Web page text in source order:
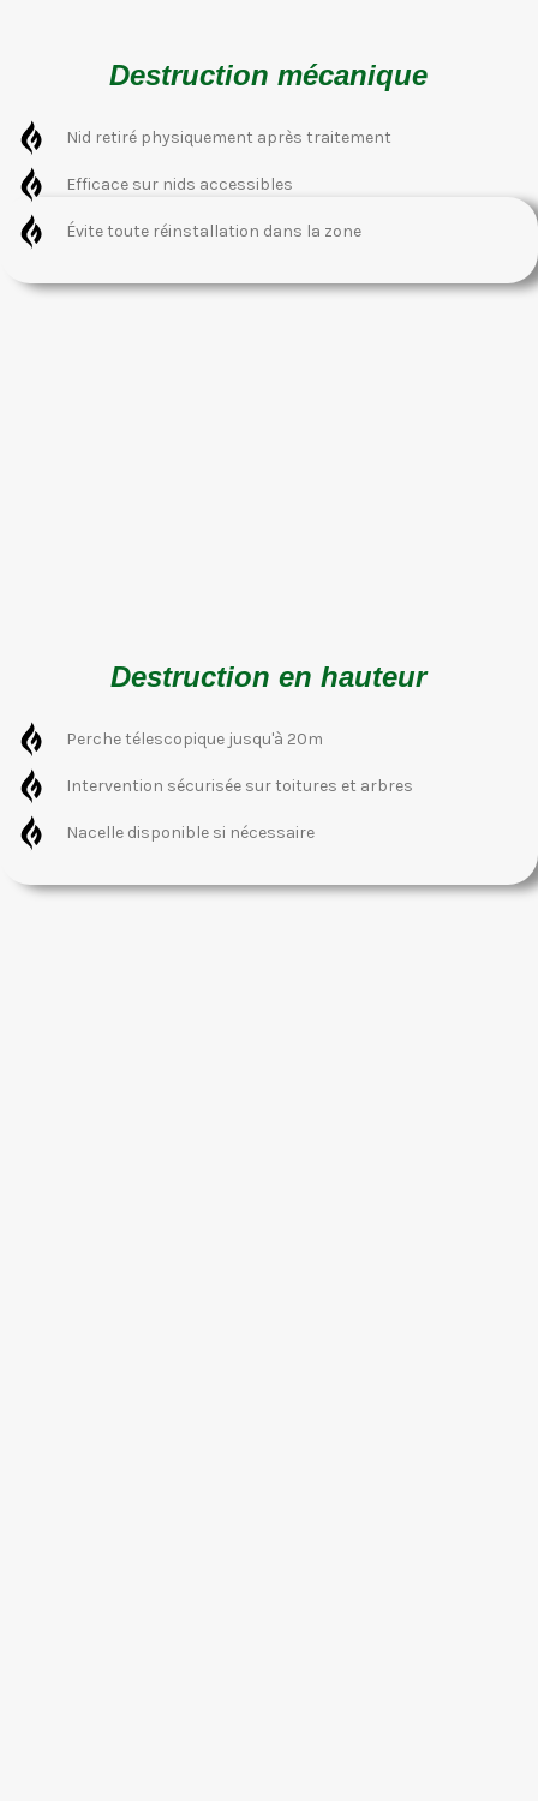
Destruction mécanique
Nid retiré physiquement après traitement
Efficace sur nids accessibles
Évite toute réinstallation dans la zone
Destruction en hauteur
Perche télescopique jusqu'à 20m
Intervention sécurisée sur toitures et arbres
Nacelle disponible si nécessaire